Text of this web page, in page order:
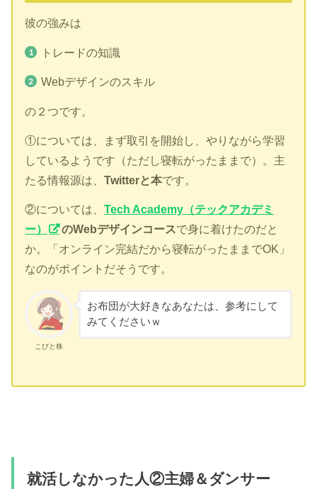
彼の強みは
トレードの知識
Webデザインのスキル
の２つです。
①については、まず取引を開始し、やりながら学習
しているようです（ただし寝転がったままで）。主
たる情報源は、Twitterと本です。
②については、Tech Academy（テックアカデミ
ー）
のWebデザインコースで身に着けたのだと
か。「オンライン完結だから寝転がったままでOK」
なのがポイントだそうです。
こびと株
お布団が大好きなあなたは、参考にして
みてくださいｗ
就活しなかった人②主婦＆ダンサー